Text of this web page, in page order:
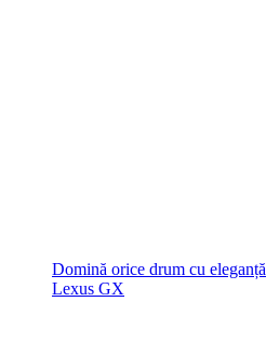
Domină orice drum cu eleganță
Lexus GX